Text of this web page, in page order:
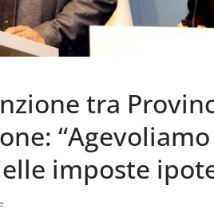
tra
imposte